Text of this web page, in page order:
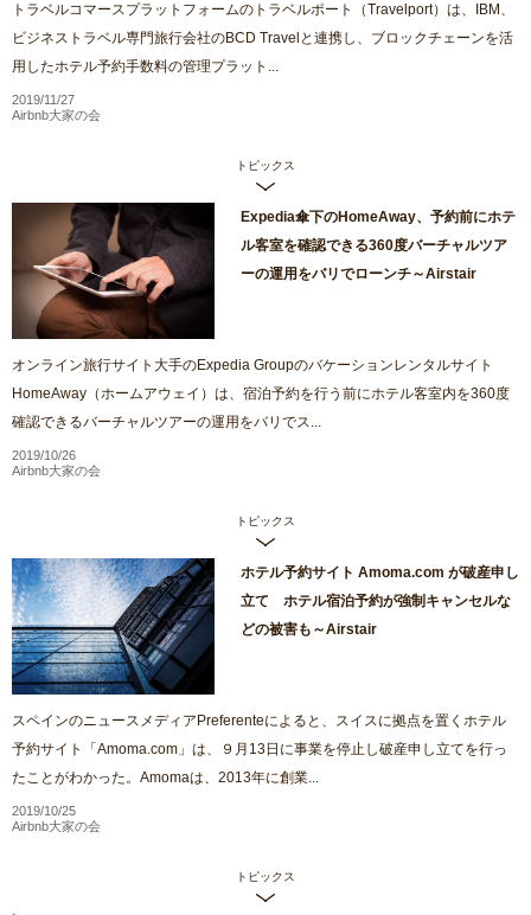
トラベルコマースプラットフォームのトラベルポート（Travelport）は、IBM、
ビジネストラベル専門旅行会社のBCD Travelと連携し、ブロックチェーンを活
用したホテル予約手数料の管理プラット...
2019/11/27
Airbnb大家の会
トピックス
Expedia傘下のHomeAway、予約前にホテ
ル客室を確認できる360度バーチャルツア
ーの運用をバリでローンチ～Airstair
オンライン旅行サイト大手のExpedia Groupのバケーションレンタルサイト
HomeAway（ホームアウェイ）は、宿泊予約を行う前にホテル客室内を360度
確認できるバーチャルツアーの運用をバリでス...
2019/10/26
Airbnb大家の会
トピックス
ホテル予約サイト Amoma.com が破産申し
立て ホテル宿泊予約が強制キャンセルな
どの被害も～Airstair
スペインのニュースメディアPreferenteによると、スイスに拠点を置くホテル
予約サイト「Amoma.com」は、９月13日に事業を停止し破産申し立てを行っ
たことがわかった。Amomaは、2013年に創業...
2019/10/25
Airbnb大家の会
トピックス